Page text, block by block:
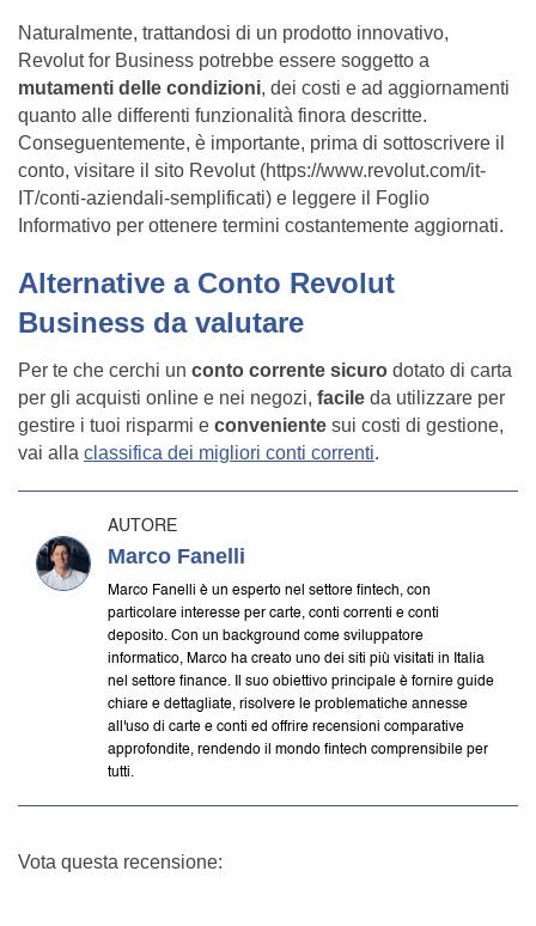
Naturalmente, trattandosi di un prodotto innovativo,
Revolut for Business potrebbe essere soggetto a
mutamenti delle condizioni, dei costi e ad aggiornamenti
quanto alle differenti funzionalità finora descritte.
Conseguentemente, è importante, prima di sottoscrivere il
conto, visitare il sito Revolut (https://www.revolut.com/it-
IT/conti-aziendali-semplificati) e leggere il Foglio
Informativo per ottenere termini costantemente aggiornati.
Alternative a Conto Revolut
Business da valutare
Per te che cerchi un conto corrente sicuro dotato di carta
per gli acquisti online e nei negozi, facile da utilizzare per
gestire i tuoi risparmi e conveniente sui costi di gestione,
vai alla classifica dei migliori conti correnti.
AUTORE
Marco Fanelli
Marco Fanelli è un esperto nel settore fintech, con
particolare interesse per carte, conti correnti e conti
deposito. Con un background come sviluppatore
informatico, Marco ha creato uno dei siti più visitati in Italia
nel settore finance. Il suo obiettivo principale è fornire guide
chiare e dettagliate, risolvere le problematiche annesse
all'uso di carte e conti ed offrire recensioni comparative
approfondite, rendendo il mondo fintech comprensibile per
tutti.
Vota questa recensione: